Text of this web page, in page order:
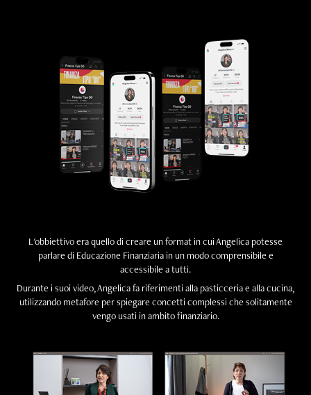
L'obbiettivo era quello di creare un format in cui Angelica potesse
parlare di Educazione Finanziaria in un modo comprensibile e
accessibile a tutti.
Durante i suoi video, Angelica fa riferimenti alla pasticceria e alla cucina,
utilizzando metafore per spiegare concetti complessi che solitamente
vengo usati in ambito finanziario.